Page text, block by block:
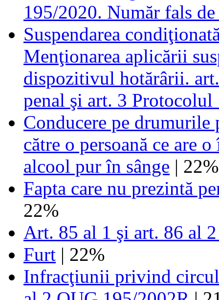
195/2020. Număr fals
Suspendarea
Menţionarea aplicării
dispozitivul hotărârii.
penal şi art. 3 Protocolul
Conducere pe
către o persoană ce are
alcool pur în sânge | 22%
Fapta care nu prezintă
22%
Art. 85 al 1 şi art. 86 al
Furt | 22%
Infracţiunii privind